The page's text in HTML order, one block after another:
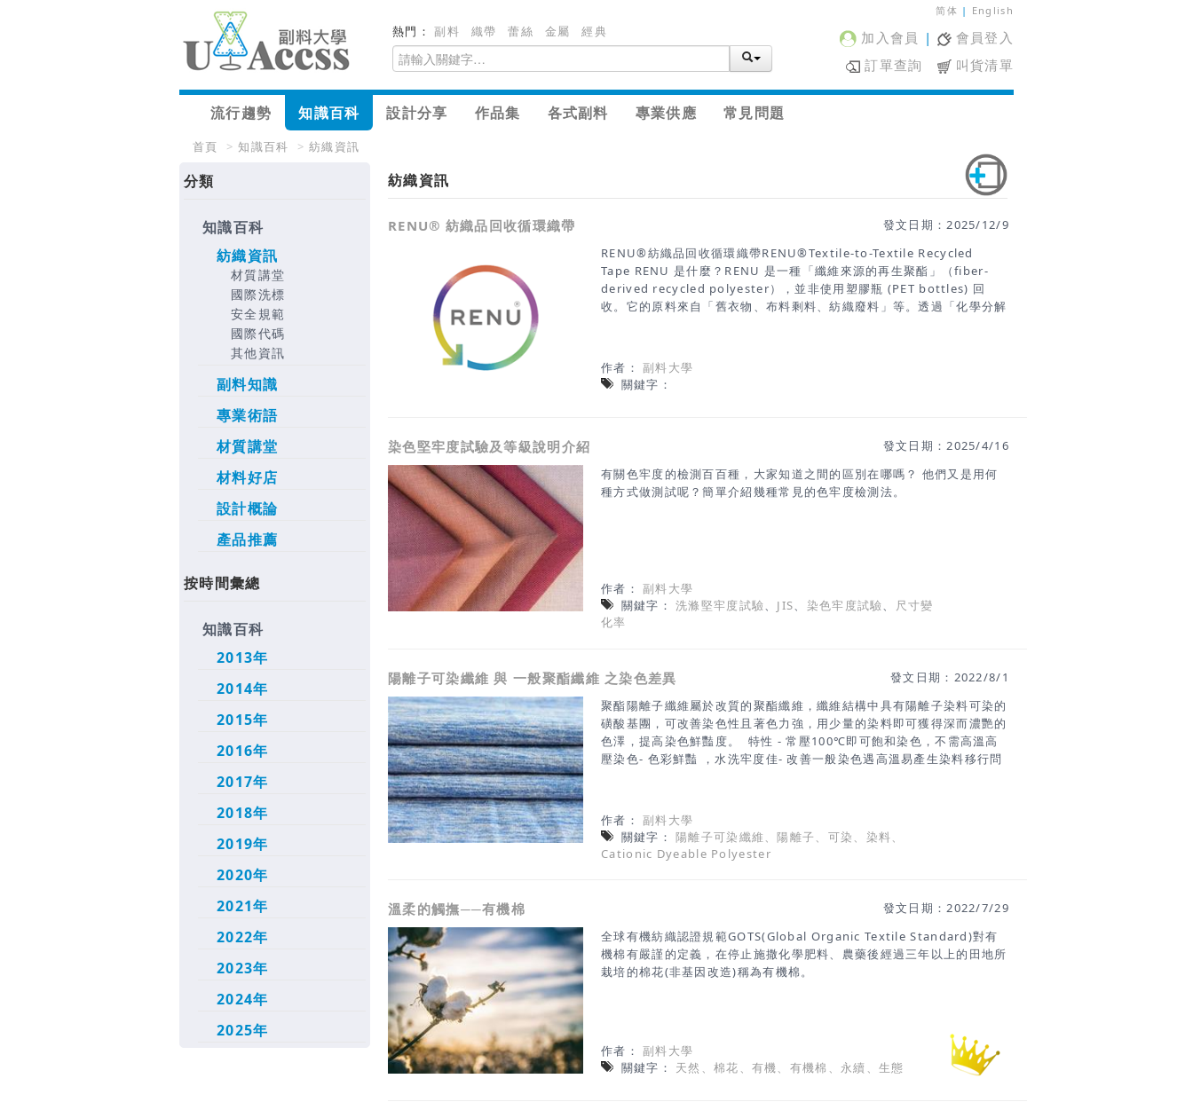
熱門：副料 織帶 蕾絲 金屬 經典
简体 | English
加入會員 |
會員登入
訂單查詢
叫貨清單
流行趨勢 知識百科 設計分享 作品集 各式副料 專業供應 常見問題
首頁 > 知識百科 > 紡織資訊
分類
知識百科
紡織資訊
材質講堂
國際洗標
安全規範
國際代碼
其他資訊
副料知識
專業術語
材質講堂
材料好店
設計概論
產品推薦
按時間彙總
知識百科
2013年
2014年
2015年
2016年
2017年
2018年
2019年
2020年
2021年
2022年
2023年
2024年
2025年
紡織資訊
RENU® 紡織品回收循環織帶
發文日期：2025/12/9
RENU®紡織品回收循環織帶RENU®Textile-to-Textile Recycled
Tape RENU 是什麼？RENU 是一種「纖維來源的再生聚酯」（fiber-
derived recycled polyester），並非使用塑膠瓶 (PET bottles) 回
收。它的原料來自「舊衣物、布料剩料、紡織廢料」等。透過「化學分解
(virgin) 聚酯相當。RENU 的染色性能 (dye-ability) 與 virgin
polyester 相容 — 意味著使用 RENU 的布料可以像一般聚酯布料一樣染
色，不會因為回收纖維而影響顏色品質。 RENU 的目標與理念 — 如何推
非回收。RENU 鼓勵品牌商、製造商與消費者共同參與回收循環 — 將廢
舊衣物與生產布料剩料集中
作者：副料大學
關鍵字：
染色堅牢度試驗及等級說明介紹
發文日期：2025/4/16
有關色牢度的檢測百百種，大家知道之間的區別在哪嗎？ 他們又是用何
種方式做測試呢？簡單介紹幾種常見的色牢度檢測法。
作者：副料大學
關鍵字：洗滌堅牢度試驗、 JIS、 染色牢度試驗、
尺寸變
化率
陽離子可染纖維 與 一般聚酯纖維 之染色差異
發文日期：2022/8/1
聚酯陽離子纖維屬於改質的聚酯纖維，纖維結構中具有陽離子染料可染的
磺酸基團，可改善染色性且著色力強，用少量的染料即可獲得深而濃艷的
色澤，提高染色鮮豔度。 特性 - 常壓100℃即可飽和染色，不需高溫高
壓染色- 色彩鮮豔 ，水洗牢度佳- 改善一般染色遇高溫易產生染料移行問
作者：副料大學
關鍵字：陽離子可染纖維、陽離子、可染、染料、
Cationic Dyeable Polyester
溫柔的觸撫──有機棉
發文日期：2022/7/29
全球有機紡織認證規範GOTS(Global Organic Textile Standard)對有
機棉有嚴謹的定義，在停止施撒化學肥料、農藥後經過三年以上的田地所
栽培的棉花(非基因改造)稱為有機棉。
作者：副料大學
關鍵字： 天然、棉花、有機、有機棉、永續、生態